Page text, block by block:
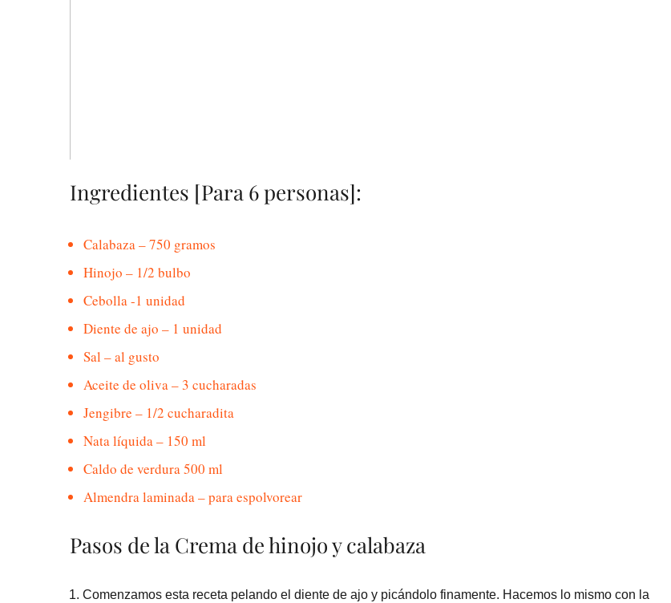
Ingredientes [Para 6 personas]:
Calabaza – 750 gramos
Hinojo – 1/2 bulbo
Cebolla -1 unidad
Diente de ajo – 1 unidad
Sal – al gusto
Aceite de oliva – 3 cucharadas
Jengibre – 1/2 cucharadita
Nata líquida – 150 ml
Caldo de verdura 500 ml
Almendra laminada – para espolvorear
Pasos de la Crema de hinojo y calabaza
Comenzamos esta receta pelando el diente de ajo y picándolo finamente. Hacemos lo mismo con la